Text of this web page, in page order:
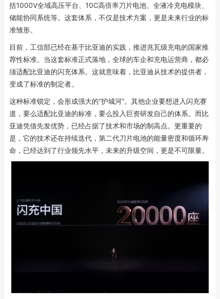
括1000V全域高压平台、10C高倍率刀片电池、全液冷充电模块、
储能协同系统等。这套体系，不仅是技术方案，更是未来行业的标
准雏形。
目前，工信部已经在基于比亚迪的实践，推进兆瓦级充电的国家推
荐性标准。当这套标准正式落地，全球的车企和充电运营商，都必
须适配比亚迪的闪充体系。这就意味着，比亚迪从技术的提供者，
变成了标准的制定者。
这种标准锁定，会形成强大的“护城河”。其他企业要想进入闪充赛
道，要么适配比亚迪的标准，要么投入巨资研发自己的体系。而比
亚迪凭借先发优势，已经占据了技术和市场的制高点。更重要的
是，它的技术还在持续迭代，第二代刀片电池的能量密度和循环寿
命，已经达到了行业领先水平，未来的升级空间，更是不可限量。